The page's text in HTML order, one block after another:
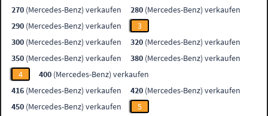
270 (Mercedes-Benz) verkaufen 280 (Mercedes-Benz) verkaufen
290 (Mercedes-Benz) verkaufen
3
300 (Mercedes-Benz) verkaufen 320 (Mercedes-Benz) verkaufen
350 (Mercedes-Benz) verkaufen 380 (Mercedes-Benz) verkaufen
4
400 (Mercedes-Benz) verkaufen
416 (Mercedes-Benz) verkaufen 420 (Mercedes-Benz) verkaufen
450 (Mercedes-Benz) verkaufen
5